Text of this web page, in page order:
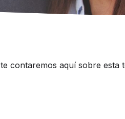
te contaremos aquí sobre esta